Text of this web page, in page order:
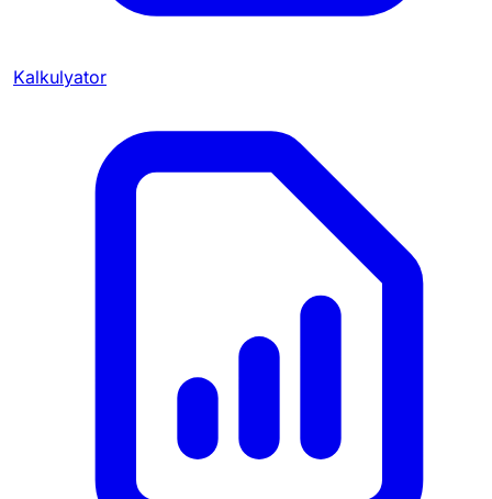
Kalkulyator